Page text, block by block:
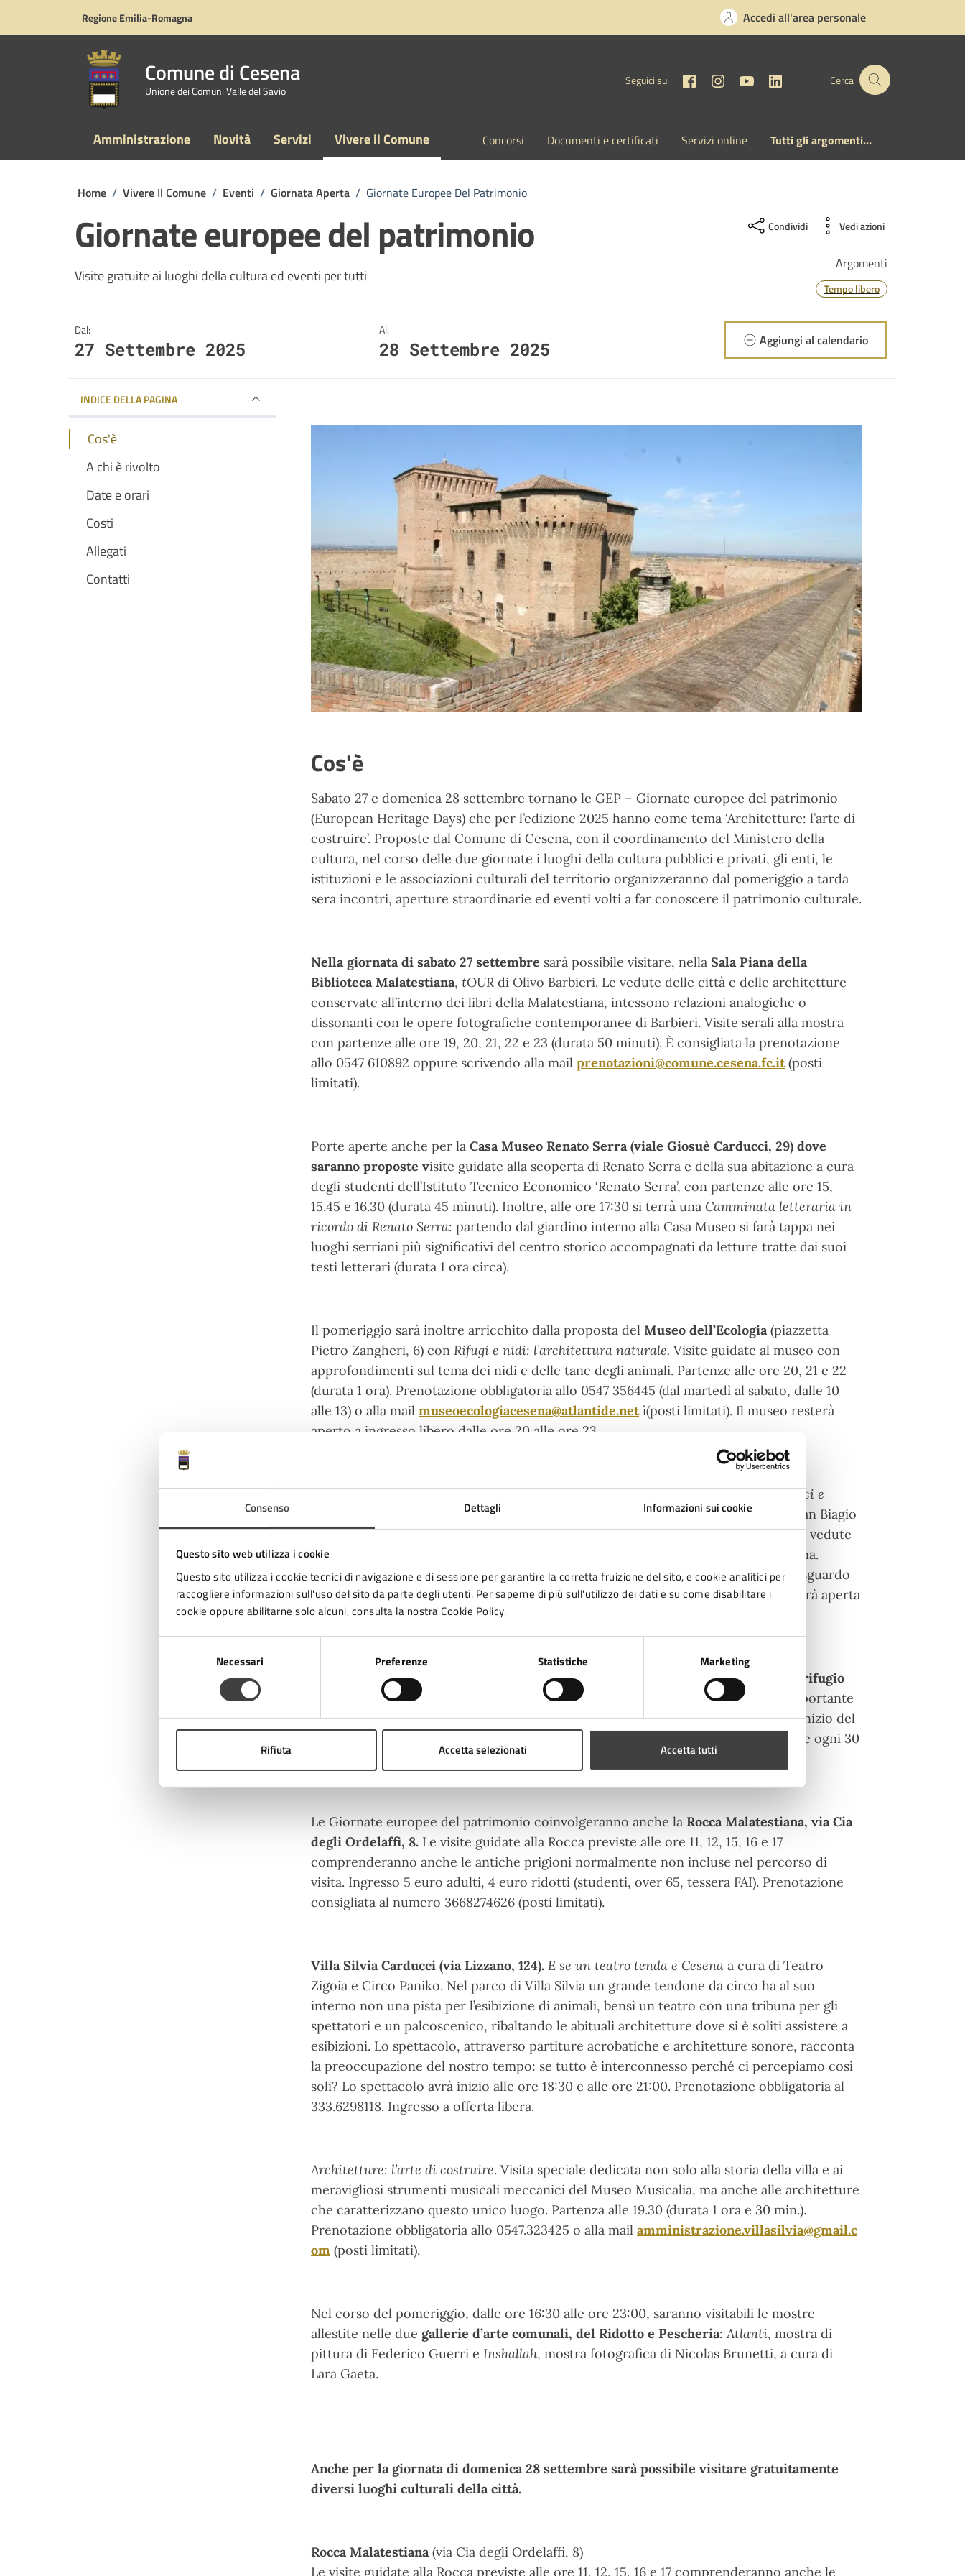
Consenso Dettagli Informazioni sui cookie
Questo sito web utilizza i cookie
Questo sito utilizza i cookie tecnici di navigazione e di sessione per garantire la corretta fruizione del sito, e cookie analitici per
raccogliere informazioni sull'uso del sito da parte degli utenti. Per saperne di più sull'utilizzo dei dati e su come disabilitare i
cookie oppure abilitarne solo alcuni, consulta la nostra Cookie Policy.
Necessari Preferenze Statistiche Marketing
Rifiuta Accetta selezionati Accetta tutti
Regione Emilia-Romagna Accedi all'area personale
Comune di Cesena
Unione dei Comuni Valle del Savio
Seguici su: FacebookInstagram
YouTubeLinkedinCerca
Amministrazione Novità Servizi Vivere il Comune Concorsi Documenti e certificati Servizi online Tutti gli argomenti...
Home / Vivere Il Comune / Eventi / Giornata Aperta / Giornate Europee Del Patrimonio
Giornate europee del patrimonio
Visite gratuite ai luoghi della cultura ed eventi per tutti
Condividi Vedi azioni
Argomenti
Tempo libero
Dal:
27 Settembre 2025
Al:
28 Settembre 2025 Aggiungi al calendario
INDICE DELLA PAGINA
Cos'è
A chi è rivolto
Date e orari
Costi
Allegati
Contatti
Cos'è
Sabato 27 e domenica 28 settembre tornano le GEP – Giornate europee del patrimonio
(European Heritage Days) che per l’edizione 2025 hanno come tema ‘Architetture: l’arte di
costruire’. Proposte dal Comune di Cesena, con il coordinamento del Ministero della
cultura, nel corso delle due giornate i luoghi della cultura pubblici e privati, gli enti, le
istituzioni e le associazioni culturali del territorio organizzeranno dal pomeriggio a tarda
sera incontri, aperture straordinarie ed eventi volti a far conoscere il patrimonio culturale.
Nella giornata di sabato 27 settembre sarà possibile visitare, nella Sala Piana della
Biblioteca Malatestiana, tOUR di Olivo Barbieri. Le vedute delle città e delle architetture
conservate all’interno dei libri della Malatestiana, intessono relazioni analogiche o
dissonanti con le opere fotografiche contemporanee di Barbieri. Visite serali alla mostra
con partenze alle ore 19, 20, 21, 22 e 23 (durata 50 minuti). È consigliata la prenotazione
allo 0547 610892 oppure scrivendo alla mail prenotazioni@comune.cesena.fc.it(posti
limitati).
Porte aperte anche per la Casa Museo Renato Serra(viale Giosuè Carducci, 29) dove
saranno proposte visite guidate alla scoperta di Renato Serra e della sua abitazione a cura
degli studenti dell’Istituto Tecnico Economico ‘Renato Serra’, con partenze alle ore 15,
15.45 e 16.30 (durata 45 minuti). Inoltre, alle ore 17:30 si terrà una Camminata letteraria in
ricordo di Renato Serra: partendo dal giardino interno alla Casa Museo si farà tappa nei
luoghi serriani più significativi del centro storico accompagnati da letture tratte dai suoi
testi letterari (durata 1 ora circa).
Il pomeriggio sarà inoltre arricchito dalla proposta del Museo dell’Ecologia(piazzetta
Pietro Zangheri, 6) con Rifugi e nidi: l’architettura naturale. Visite guidate al museo con
approfondimenti sul tema dei nidi e delle tane degli animali. Partenze alle ore 20, 21 e 22
(durata 1 ora). Prenotazione obbligatoria allo 0547 356445 (dal martedì al sabato, dalle 10
alle 13) o alla mail museoecologiacesena@atlantide.netì(posti limitati). Il museo resterà
aperto a ingresso libero dalle ore 20 alle ore 23.
Non mancherà l’arte allaPinacoteca di via Aldini 26, conCesena da scoprire: edifici e
Partendo dal racconto della storia dell’ex Convento di San Biagio
i visitatori saranno guidati nella lettura delle opere che raffigurano alcuni edifici e vedute
storiche della città, alla ricerca del legame tra l’arte e i luoghi significativi di Cesena.
Un’esperienza culturale coinvolgente che invita a riscoprire la città attraverso lo sguardo
degli artisti. Partenze alle ore 20.30 e 21.30 (durata 50 minuti). La Pinacoteca resterà aperta
a ingresso libero dalle ore 20 alle ore 23.
Chi vorrà, potrà addentrarsi tra le maglie della storia novecentesca entrando nel
rifugio
antiaereo di viale Mazzoni
con visita guidata ai suggestivi spazi del rifugio più importante
di Cesena, costruito nel colle della Rocca Malatestiana dal Comune di Cesena all'inizio del
1944 per proteggere la popolazione civile da eventuali bombardamenti aerei. Visite ogni 30
minuti dalle ore 15 alle ore 18.
Le Giornate europee del patrimonio coinvolgeranno anche la Rocca Malatestiana, via Cia
degli Ordelaffi, 8. Le visite guidate alla Rocca previste alle ore 11, 12, 15, 16 e 17
comprenderanno anche le antiche prigioni normalmente non incluse nel percorso di
visita. Ingresso 5 euro adulti, 4 euro ridotti (studenti, over 65, tessera FAI). Prenotazione
consigliata al numero 3668274626 (posti limitati).
Villa Silvia Carducci (via Lizzano, 124). E se un teatro tenda e Cesena a cura di Teatro
Zigoia e Circo Paniko. Nel parco di Villa Silvia un grande tendone da circo ha al suo
interno non una pista per l’esibizione di animali, bensì un teatro con una tribuna per gli
spettatori e un palcoscenico, ribaltando le abituali architetture dove si è soliti assistere a
esibizioni. Lo spettacolo, attraverso partiture acrobatiche e architetture sonore, racconta
la preoccupazione del nostro tempo: se tutto è interconnesso perché ci percepiamo così
soli? Lo spettacolo avrà inizio alle ore 18:30 e alle ore 21:00. Prenotazione obbligatoria al
333.6298118. Ingresso a offerta libera.
Architetture: l’arte di costruire. Visita speciale dedicata non solo alla storia della villa e ai
meravigliosi strumenti musicali meccanici del Museo Musicalia, ma anche alle architetture
che caratterizzano questo unico luogo. Partenza alle 19.30 (durata 1 ora e 30 min.).
Prenotazione obbligatoria allo 0547.323425 o alla mail amministrazione.villasilvia@gmail.c
om (posti limitati).
Nel corso del pomeriggio, dalle ore 16:30 alle ore 23:00, saranno visitabili le mostre
allestite nelle due gallerie d’arte comunali, del Ridotto e Pescheria:Atlanti, mostra di
pittura di Federico Guerri e Inshallah, mostra fotografica di Nicolas Brunetti, a cura di
Lara Gaeta.
Anche per la giornata di domenica 28 settembre sarà possibile visitare gratuitamente
diversi luoghi culturali della città.
Rocca Malatestiana(via Cia degli Ordelaffi, 8)
Le visite guidate alla Rocca previste alle ore 11, 12, 15, 16 e 17 comprenderanno anche le